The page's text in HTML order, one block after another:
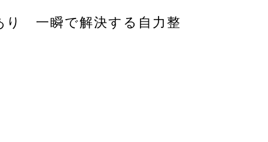
り 一瞬で解決する自力整